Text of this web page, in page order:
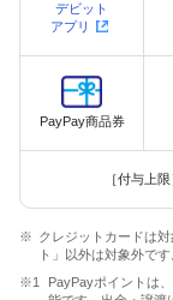
デビット
アプリ
PayPay商品券
［付与上
クレジットカードは
ト」以外は対象外です
PayPayポイントは